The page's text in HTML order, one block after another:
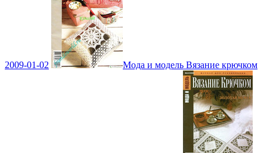
2009-01-02 Мода и модель Вязание крючком